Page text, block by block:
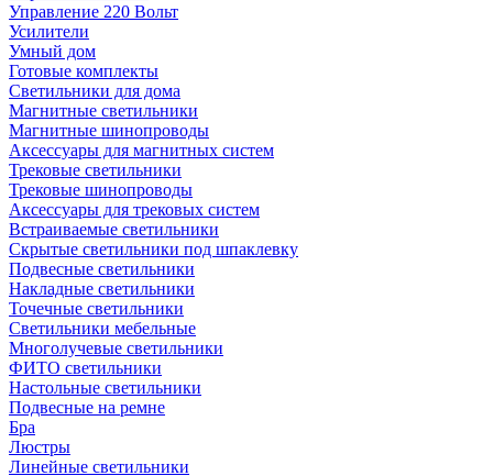
Управление 220 Вольт
Усилители
Умный дом
Готовые комплекты
Светильники для дома
Магнитные светильники
Магнитные шинопроводы
Аксессуары для магнитных систем
Трековые светильники
Трековые шинопроводы
Аксессуары для трековых систем
Встраиваемые светильники
Скрытые светильники под шпаклевку
Подвесные светильники
Накладные светильники
Точечные светильники
Светильники мебельные
Многолучевые светильники
ФИТО светильники
Настольные светильники
Подвесные на ремне
Бра
Люстры
Линейные светильники